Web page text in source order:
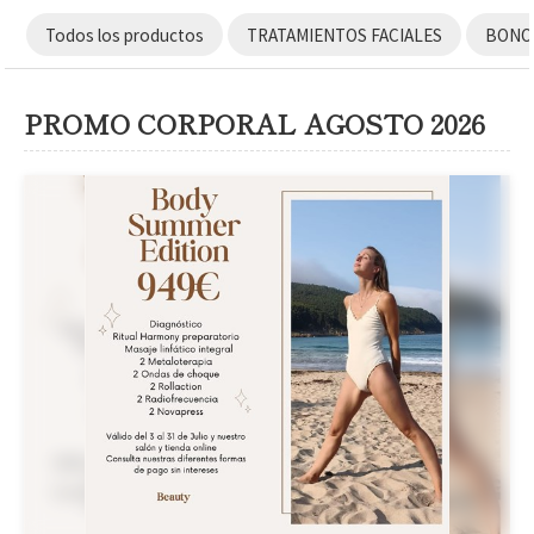
Todos los productos TRATAMIENTOS FACIALES
PROMO CORPORAL AGOSTO 2026